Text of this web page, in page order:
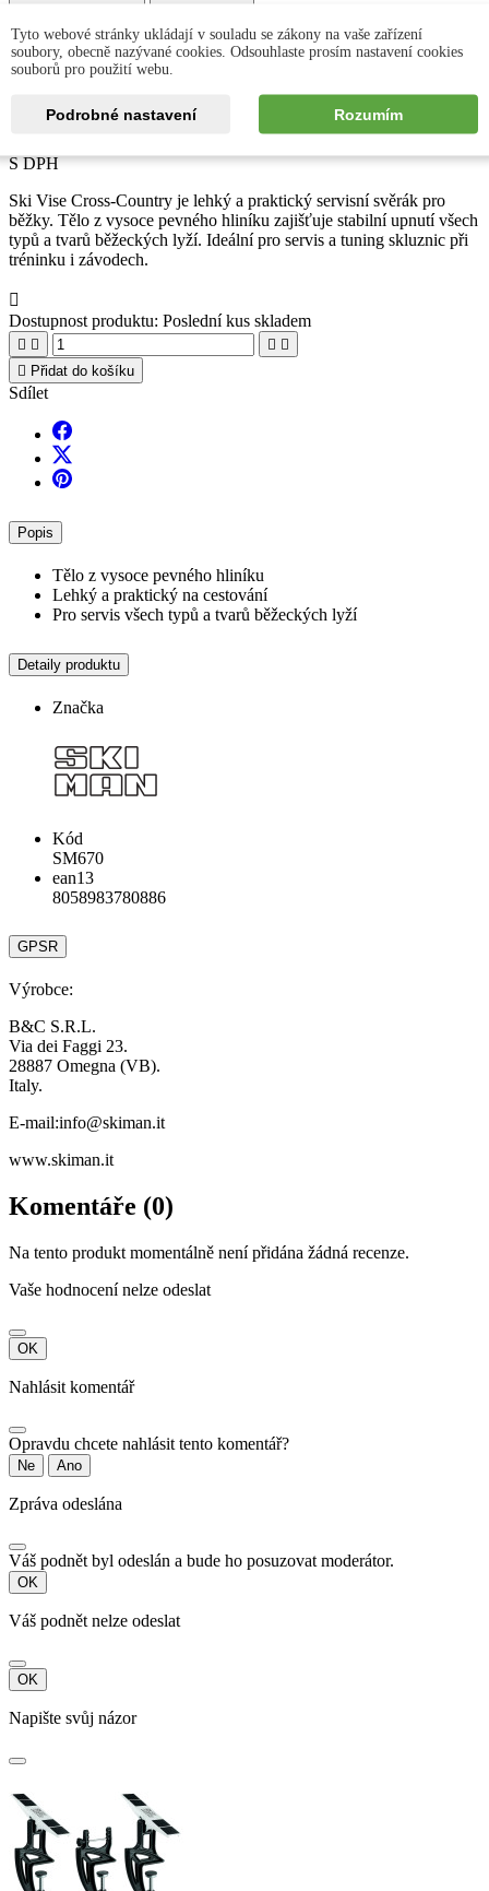
Ski Man Ski Vise Cross-
Country
S DPH
Ski Vise Cross-Country je lehký a praktický servisní svěrák pro
běžky. Tělo z vysoce pevného hliníku zajišťuje stabilní upnutí všech
typů a tvarů běžeckých lyží. Ideální pro servis a tuning skluznic při
tréninku i závodech.

Dostupnost produktu: Poslední kus skladem
   
 Přidat do košíku
Sdílet
Popis
Tělo z vysoce pevného hliníku
Lehký a praktický na cestování
Pro servis všech typů a tvarů běžeckých lyží
Detaily produktu
Značka
Kód
SM670
ean13
8058983780886
GPSR
Výrobce:
B&C S.R.L.
Via dei Faggi 23.
28887 Omegna (VB).
Italy.
E-mail:info@skiman.it
www.skiman.it
Komentáře (0)
Na tento produkt momentálně není přidána žádná recenze.
Vaše hodnocení nelze odeslat
OK
Nahlásit komentář
Opravdu chcete nahlásit tento komentář?
Ne Ano
Zpráva odeslána
Váš podnět byl odeslán a bude ho posuzovat moderátor.
OK
Váš podnět nelze odeslat
OK
Napište svůj názor
Tyto webové stránky ukládají v souladu se zákony na vaše zařízení
soubory, obecně nazývané cookies. Odsouhlaste prosím nastavení cookies
souborů pro použití webu.
Podrobné nastavení Rozumím